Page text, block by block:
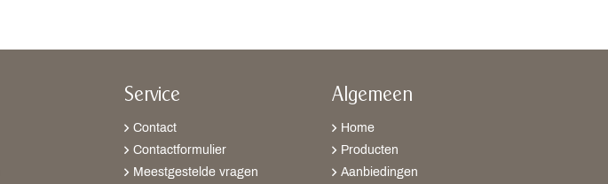
Service
Contact
Contactformulier
Meestgestelde vragen
Algemeen
Home
Producten
Aanbiedingen